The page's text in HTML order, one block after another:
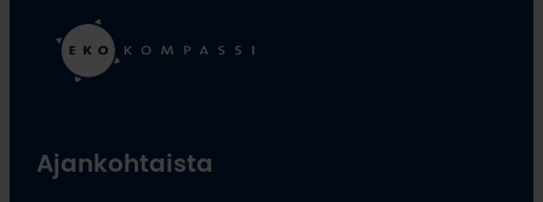
Ajankohtaista